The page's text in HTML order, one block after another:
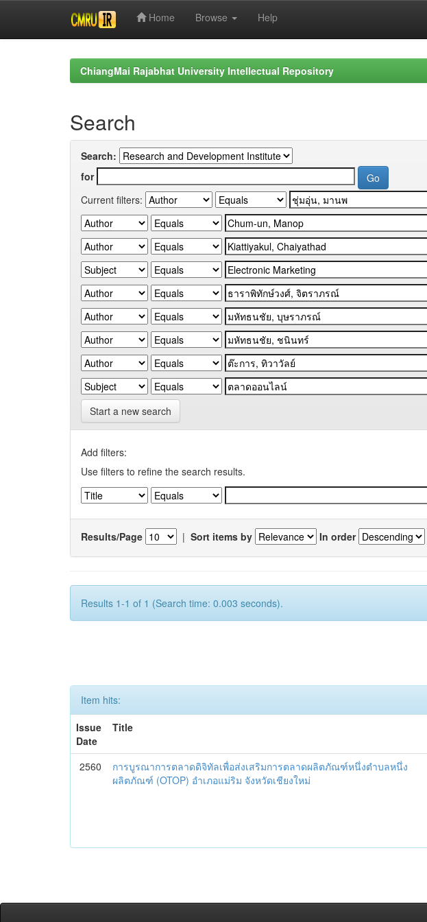
Home Browse Help
ChiangMai Rajabhat University Intellectual Repository
Search
Search:
for
Current filters:
Start a new search
Add filters:
Use filters to refine the search results.
Results/Page | Sort items by In order
Results 1-1 of 1 (Search time: 0.003 seconds).
Item hits:
Issue
Date
Title
2560
การบูรณาการตลาดดิจิทัลเพื่อส่งเสริมการตลาดผลิตภัณฑ์หนึ่งตำบลหนึ่ง
ผลิตภัณฑ์ (OTOP) อำเภอแม่ริม จังหวัดเชียงใหม่